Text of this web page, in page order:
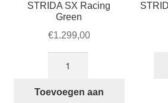
STRIDA SX Racing
Green
€1.299,00
Racing
Toevoegen aan